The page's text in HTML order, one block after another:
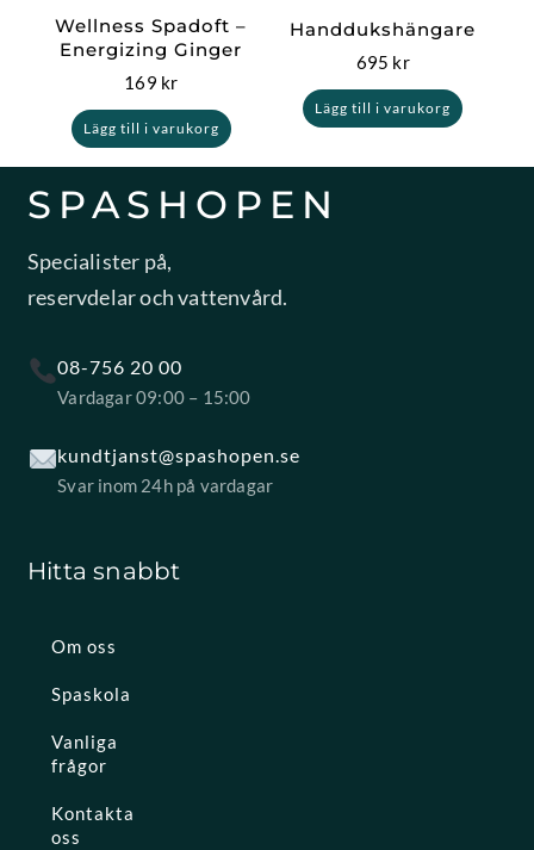
Wellness Spadoft –
Energizing Ginger
169 kr
Lägg till i varukorg
Handdukshängare
695 kr
Lägg till i varukorg
SPASHOPEN
Specialister på,
reservdelar och vattenvård.
08-756 20 00
Vardagar 09:00 – 15:00
kundtjanst@spashopen.se
Svar inom 24h på vardagar
Hitta snabbt
Om oss
Spaskola
Vanliga
frågor
Kontakta
oss